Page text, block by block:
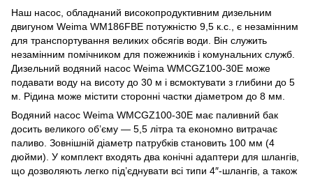
Наш насос, обладнаний високопродуктивним дизельним
двигуном Weima WM186FBЕ потужністю 9,5 к.с., є незамінним
для транспортування великих обсягів води. Він служить
незамінним помічником для пожежників і комунальних служб.
Дизельний водяний насос Weima WMCGZ100-30E може
подавати воду на висоту до 30 м і всмоктувати з глибини до 5
м. Рідина може містити сторонні частки діаметром до 8 мм.
Водяний насос Weima WMCGZ100-30E має паливний бак
досить великого об’єму — 5,5 літра та економно витрачає
паливо. Зовнішній діаметр патрубків становить 100 мм (4
дюйми). У комплект входять два конічні адаптери для шлангів,
що дозволяють легко під’єднувати всі типи 4″-шлангів, а також